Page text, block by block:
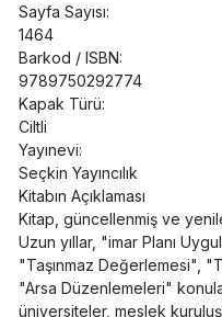
Sayfa Sayısı:
1464
Barkod / ISBN:
9789750292774
Kapak Türü:
Ciltli
Yayınevi:
Seçkin Yayıncılık
Kitabın Açıklaması
Kitap, güncellenmiş ve
Uzun yıllar, "imar Planı
"Taşınmaz Değerlemesi",
"Arsa Düzenlemeleri"
üniversiteler, meslek